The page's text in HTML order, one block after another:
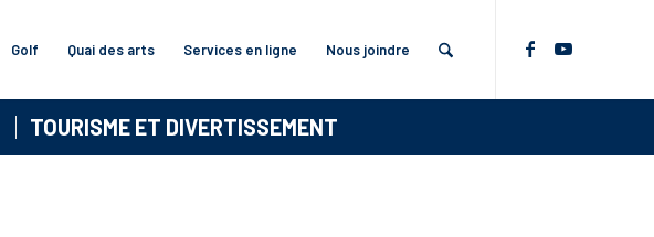
Golf Quai des arts Services en ligne Nous joindre
TOURISME ET DIVERTISSEMENT